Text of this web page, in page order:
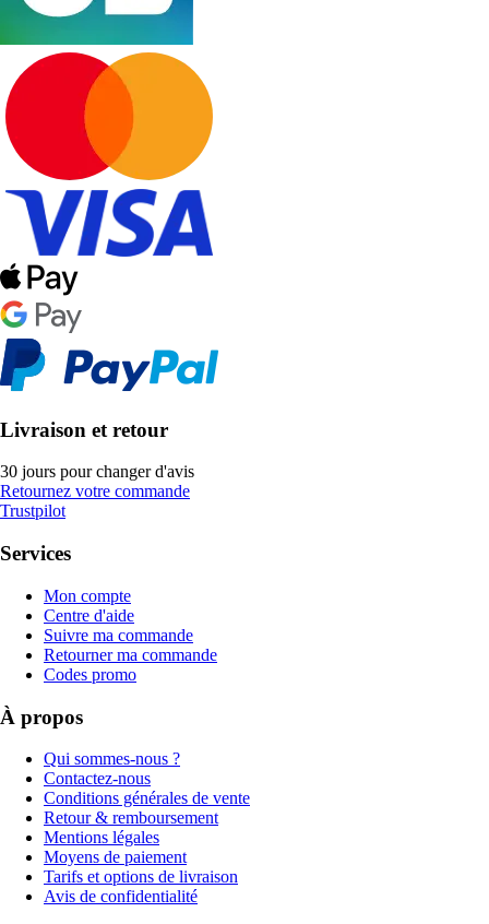
Livraison et retour
30 jours pour changer d'avis
Retournez votre commande
Trustpilot
Services
Mon compte
Centre d'aide
Suivre ma commande
Retourner ma commande
Codes promo
À propos
Qui sommes-nous ?
Contactez-nous
Conditions générales de vente
Retour & remboursement
Mentions légales
Moyens de paiement
Tarifs et options de livraison
Avis de confidentialité